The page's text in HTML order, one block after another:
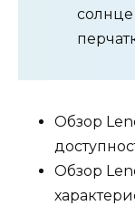
Обзор
Обзор